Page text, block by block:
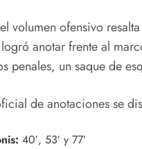
volumen ofensivo
anotar frente al
penales, un saque de
de anotaciones se
40′, 53′ y 77′